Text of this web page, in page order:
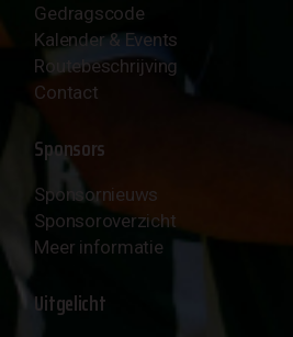
Gedragscode
Kalender & Events
Routebeschrijving
Contact
Sponsors
Sponsornieuws
Sponsoroverzicht
Meer informatie
Uitgelicht